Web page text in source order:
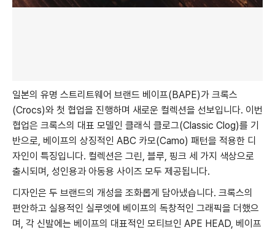
일본의 유명 스트리트웨어 브랜드 베이프(BAPE)가 크록스
(Crocs)와 첫 협업을 진행하며 새로운 컬렉션을 선보입니다. 이번
협업은 크록스의 대표 모델인 클래식 클로그(Classic Clog)를 기
반으로, 베이프의 상징적인 ABC 카모(Camo) 패턴을 적용한 디
자인이 특징입니다. 컬렉션은 그린, 블루, 핑크 세 가지 색상으로
출시되며, 성인용과 아동용 사이즈 모두 제공됩니다.
디자인은 두 브랜드의 개성을 조화롭게 담아냈습니다. 크록스의
편안하고 실용적인 실루엣에 베이프의 독창적인 그래픽을 더했으
며, 각 신발에는 베이프의 대표적인 모티브인 APE HEAD, 베이프